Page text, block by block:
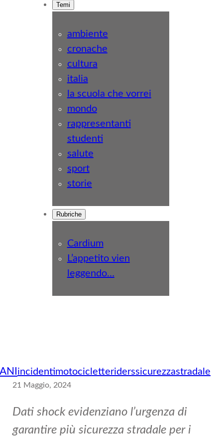
Temi
ambiente
cronache
cultura
italia
la scuola che vorrei
mondo
rappresentanti
studenti
salute
sport
storie
Rubriche
Cardium
L’appetito vien
leggendo…
incidentimotocicletteriderssicurezzastradale
21 Maggio, 2024
Dati shock evidenziano l’urgenza di
garantire più sicurezza stradale per i